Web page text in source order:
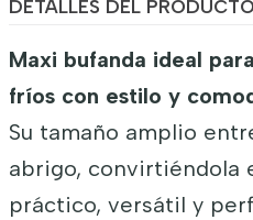
DETALLES DEL PRODUCTO
Maxi bufanda ideal
fríos con estilo y
Su tamaño amplio
abrigo, convirtiéndola
práctico, versátil y